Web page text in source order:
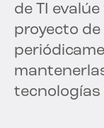
de TI
proyecto de
tecnologías